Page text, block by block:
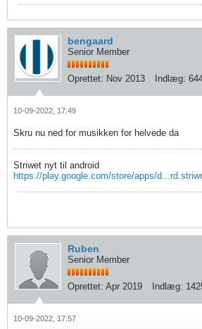
bengaard
Senior Member
Oprettet: Nov 2013 Indlæg:
10-09-2022, 17:49
Skru nu ned for musikken for helvede da
Striwet nyt til android
https://play.google.com/store/apps/
Ruben
Senior Member
Oprettet: Apr 2019 Indlæg:
10-09-2022, 17:57